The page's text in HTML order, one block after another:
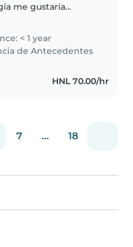
me gustaría
cuidando a mis
de familia y
que me encanta
< 1 year
de Antecedentes
HNL 70.00/hr
7 ... 18